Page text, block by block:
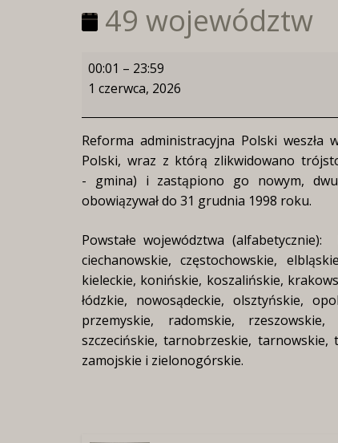
49 województw
49
województw
00:01 – 23:59
1 czerwca, 2026
Reforma administracyjna Polski weszła
Polski, wraz z którą zlikwidowano
- gmina) i zastąpiono go nowym,
obowiązywał do 31 grudnia 1998 roku.
Powstałe województwa (alfabetycznie):
ciechanowskie, częstochowskie,
kieleckie, konińskie, koszalińskie,
łódzkie, nowosądeckie, olsztyńskie,
przemyskie, radomskie,
szczecińskie, tarnobrzeskie, tarnowskie,
zamojskie i zielonogórskie.